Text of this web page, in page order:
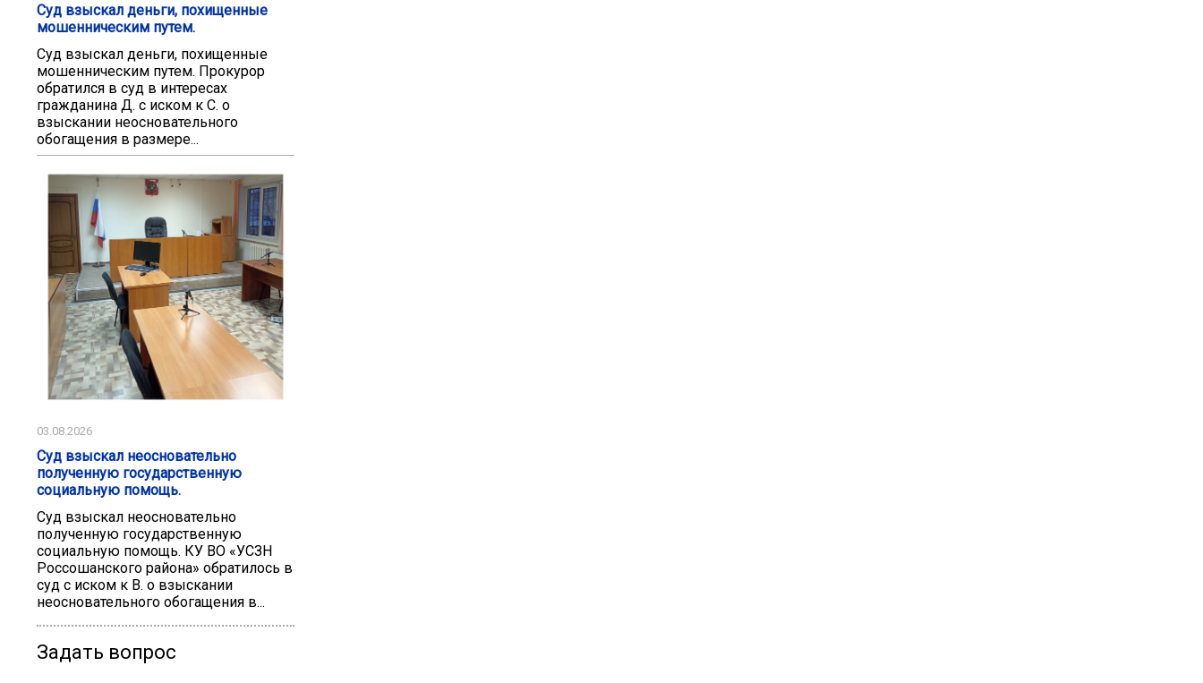
Суд взыскал деньги, похищенные
мошенническим путем.
Суд взыскал деньги, похищенные
мошенническим путем. Прокурор
обратился в суд в интересах
гражданина Д. с иском к С. о
взыскании неосновательного
обогащения в размере...
03.08.2026
Суд взыскал неосновательно
полученную государственную
социальную помощь.
Суд взыскал неосновательно
полученную государственную
социальную помощь. КУ ВО «УСЗН
Россошанского района» обратилось в
суд с иском к В. о взыскании
неосновательного обогащения в...
Задать вопрос